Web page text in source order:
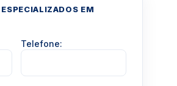
EM
Telefone: